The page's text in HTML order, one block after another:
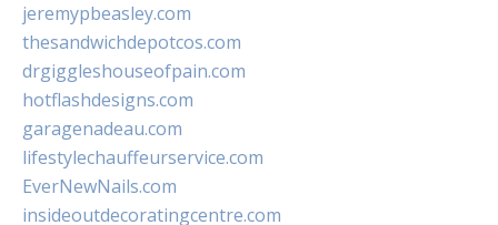
jeremypbeasley.com
thesandwichdepotcos.com
drgiggleshouseofpain.com
hotflashdesigns.com
garagenadeau.com
lifestylechauffeurservice.com
EverNewNails.com
insideoutdecoratingcentre.com